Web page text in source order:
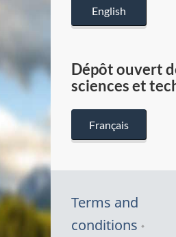
English
Dépôt ouvert
sciences et
Français
Terms and
conditions